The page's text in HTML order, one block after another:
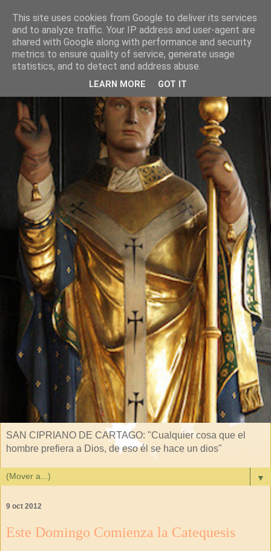
SAN CIPRIANO DE CARTAGO: "Cualquier cosa que el
hombre prefiera a Dios, de eso él se hace un dios"
▼
9 oct 2012
Este Domingo Comienza la Catequesis
This site uses cookies from Google to deliver its services
and to analyze traffic. Your IP address and user-agent are
shared with Google along with performance and security
metrics to ensure quality of service, generate usage
statistics, and to detect and address abuse.
LEARN MORE GOT IT